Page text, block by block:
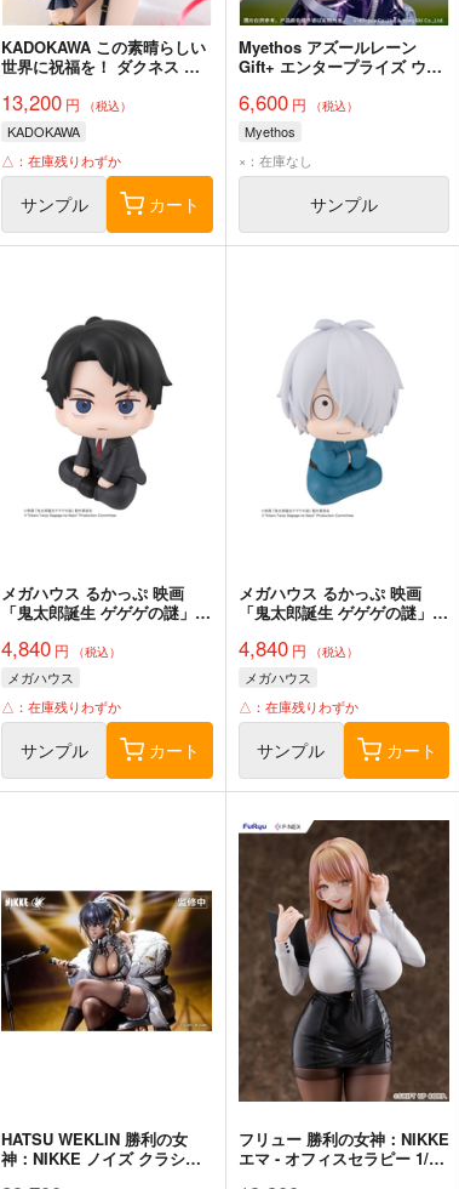
KADOKAWA この素晴らしい
世界に祝福を！ ダクネス 原
13,200円 （税込）
KADOKAWA
△：在庫残りわずか
サンプル カート
Myethos アズールレーン
Gift+ エンタープライズ ウィ
6,600円 （税込）
Myethos
×：在庫なし
サンプル
メガハウス るかっぷ 映画
「鬼太郎誕生 ゲゲゲの謎」
4,840円 （税込）
メガハウス
△：在庫残りわずか
サンプル カート
メガハウス るかっぷ 映画
「鬼太郎誕生 ゲゲゲの謎」
4,840円 （税込）
メガハウス
△：在庫残りわずか
サンプル カート
HATSU WEKLIN 勝利の女
神：NIKKE ノイズ クラシッ
フリュー 勝利の女神：NIKKE
エマ - オフィスセラピー 1/7